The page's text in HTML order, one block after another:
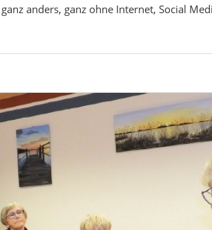
anders, ganz ohne Internet, Social